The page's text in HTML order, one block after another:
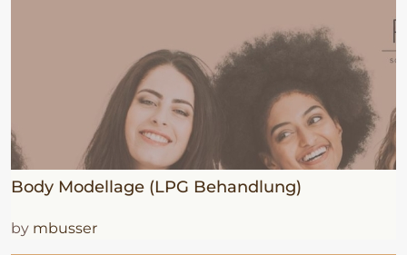
Body Modellage (LPG Behandlung)
by mbusser